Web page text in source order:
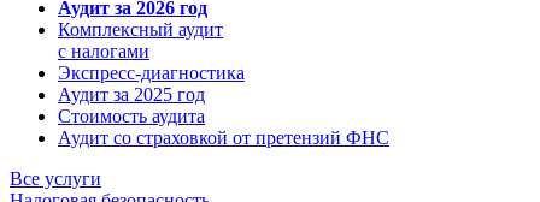
Аудит за 2026 год
Комплексный аудит
с налогами
Экспресс-диагностика
Аудит за 2025 год
Стоимость аудита
Аудит со страховкой от претензий ФНС
Все услуги